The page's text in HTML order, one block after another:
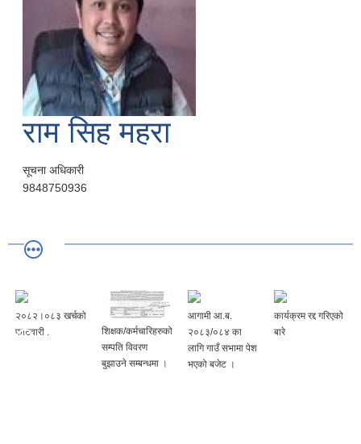
राम सिह महरा
सूचना अधिकारी
9848750936
२०८२।०८३ खर्चको
फाटवारी .
शिक्षक/कर्मचारिहरुको
सम्पति विवरण
बुझाउने सम्बन्धमा ।
आगामी आ.ब.
२०८३/०८४ का
लागि गाउँ सभामा पेश
भएको बजेट ।
कार्यक्रम रद्द गरिएको
बारे